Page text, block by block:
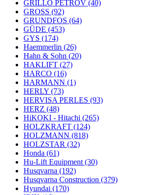
GRILLO PETROV (40)
GROSS (92)
GRUNDFOS (64)
GÜDE (453)
GYS (174)
Haemmerlin (26)
Hahn & Sohn (20)
HAKLIFT (27)
HARCO (16)
HARMANN (1)
HERLY (73)
HERVISA PERLES (93)
HERZ (48)
HiKOKI - Hitachi (265)
HOLZKRAFT (124)
HOLZMANN (818)
HOLZSTAR (32)
Honda (61)
Hu-Lift Equipment (30)
Husqvarna (192)
Husqvarna Construction (379)
Hyundai (170)